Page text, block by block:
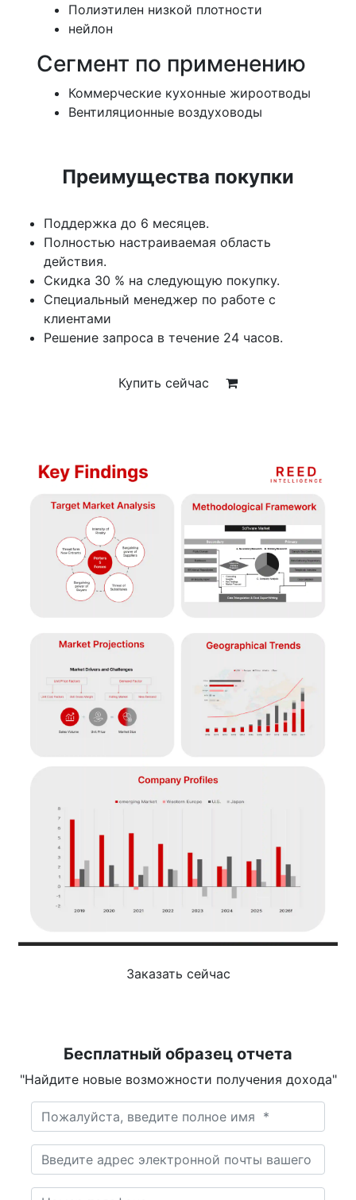
Полиэтилен низкой плотности
нейлон
Сегмент по применению
Коммерческие кухонные жироотводы
Вентиляционные воздуховоды
Преимущества покупки
Поддержка до 6 месяцев.
Полностью настраиваемая область
действия.
Скидка 30 % на следующую покупку.
Специальный менеджер по работе с
клиентами
Решение запроса в течение 24 часов.
Купить сейчас
Заказать сейчас
Бесплатный образец отчета
"Найдите новые возможности получения дохода"